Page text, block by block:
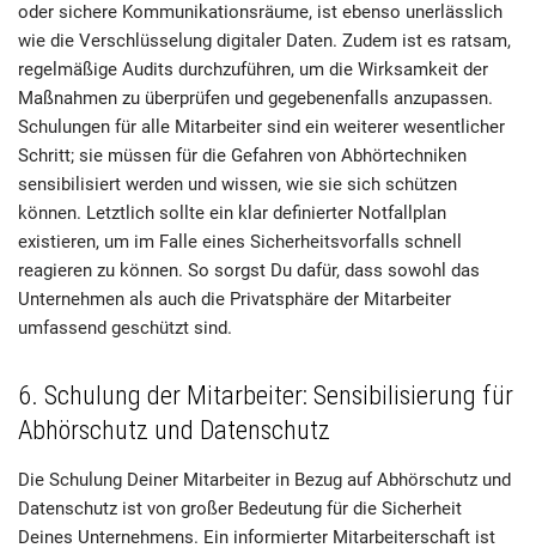
oder sichere Kommunikationsräume, ist ebenso unerlässlich
wie die Verschlüsselung digitaler Daten. Zudem ist es ratsam,
regelmäßige Audits durchzuführen, um die Wirksamkeit der
Maßnahmen zu überprüfen und gegebenenfalls anzupassen.
Schulungen für alle Mitarbeiter sind ein weiterer wesentlicher
Schritt; sie müssen für die Gefahren von Abhörtechniken
sensibilisiert werden und wissen, wie sie sich schützen
können. Letztlich sollte ein klar definierter Notfallplan
existieren, um im Falle eines Sicherheitsvorfalls schnell
reagieren zu können. So sorgst Du dafür, dass sowohl das
Unternehmen als auch die Privatsphäre der Mitarbeiter
umfassend geschützt sind.
6. Schulung der Mitarbeiter: Sensibilisierung für
Abhörschutz und Datenschutz
Die Schulung Deiner Mitarbeiter in Bezug auf Abhörschutz und
Datenschutz ist von großer Bedeutung für die Sicherheit
Deines Unternehmens. Ein informierter Mitarbeiterschaft ist